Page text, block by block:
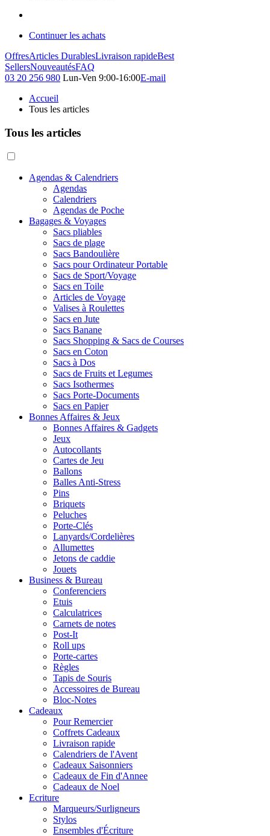
Continuer les achats
OffresArticles DurablesLivraison rapideBest
SellersNouveautésFAQ
03 20 256 980 Lun-Ven 9:00-16:00E-mail
Accueil
Tous les articles
Tous les articles
Agendas & Calendriers
Agendas
Calendriers
Agendas de Poche
Bagages & Voyages
Sacs pliables
Sacs de plage
Sacs Bandoulière
Sacs pour Ordinateur Portable
Sacs de Sport/Voyage
Sacs en Toile
Articles de Voyage
Valises à Roulettes
Sacs en Jute
Sacs Banane
Sacs Shopping & Sacs de Courses
Sacs en Coton
Sacs à Dos
Sacs de Fruits et Legumes
Sacs Isothermes
Sacs Porte-Documents
Sacs en Papier
Bonnes Affaires & Jeux
Bonnes Affaires & Gadgets
Jeux
Autocollants
Cartes de Jeu
Ballons
Balles Anti-Stress
Pins
Briquets
Peluches
Porte-Clés
Lanyards/Cordelières
Allumettes
Jetons de caddie
Jouets
Business & Bureau
Conferenciers
Etuis
Calculatrices
Carnets de notes
Post-It
Roll ups
Porte-cartes
Règles
Tapis de Souris
Accessoires de Bureau
Bloc-Notes
Cadeaux
Pour Remercier
Coffrets Cadeaux
Livraison rapide
Calendriers de l'Avent
Cadeaux Saisonniers
Cadeaux de Fin d'Annee
Cadeaux de Noel
Ecriture
Marqueurs/Surligneurs
Stylos
Ensembles d'Écriture